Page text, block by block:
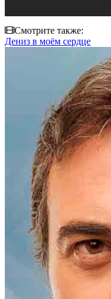
Смотрите также:
Дениз в моём сердце